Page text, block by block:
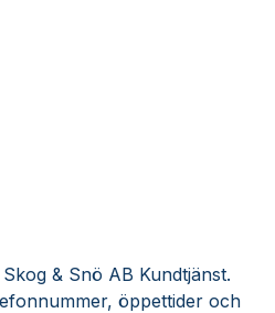
& Snö AB Kundtjänst.
öppettider och